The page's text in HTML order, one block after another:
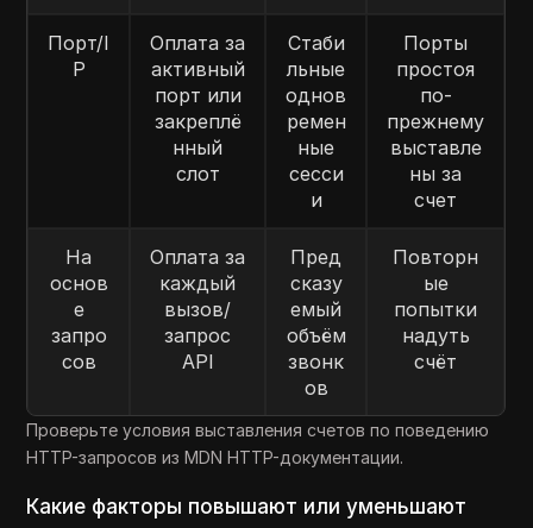
Порт/I
P
Оплата за
активный
порт или
закреплё
нный
слот
Стаби
льные
однов
ремен
ные
сесси
и
Порты
простоя
по-
прежнему
выставле
ны за
счет
На
основ
е
запро
сов
Оплата за
каждый
вызов/
запрос
API
Пред
сказу
емый
объём
звонк
ов
Повторн
ые
попытки
надуть
счёт
Проверьте условия выставления счетов по поведению
HTTP-запросов из MDN HTTP-документации.
Какие факторы повышают или уменьшают